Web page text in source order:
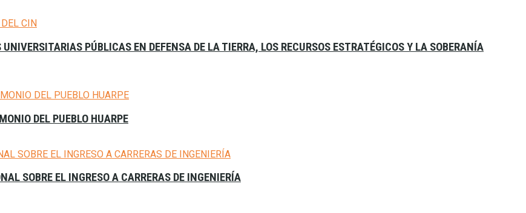
PÚBLICAS EN DEFENSA DE LA TIERRA, LOS RECURSOS ESTRATÉGICOS Y LA SOBERANÍA
DEL PUEBLO HUARPE
SOBRE EL INGRESO A CARRERAS DE INGENIERÍA